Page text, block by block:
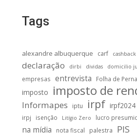
Tags
alexandre albuquerque carf cashback
declaração dirbi dividas domicilio
empresas entrevista Folha de
imposto imposto de
Informapes iptu irpf irpf2024
irpj
isenção Litígio Zero lucro
na mídia nota fiscal palestra PIS